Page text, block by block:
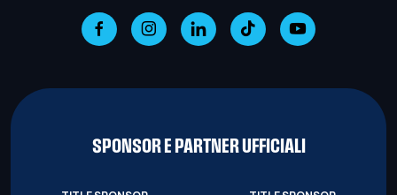
SPONSOR E PARTNER UFFICIALI